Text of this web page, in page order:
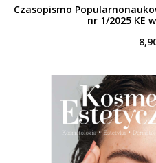
Czasopismo
nr 1/2025 KE